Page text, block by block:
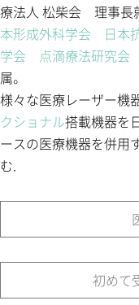
療法人 松柴会 理事長
本形成外科学会
日本
学会
点滴療法研究会
属。
様々な医療レーザー機
クショナル搭載機器を
ースの医療機器を併用
む.
初めて